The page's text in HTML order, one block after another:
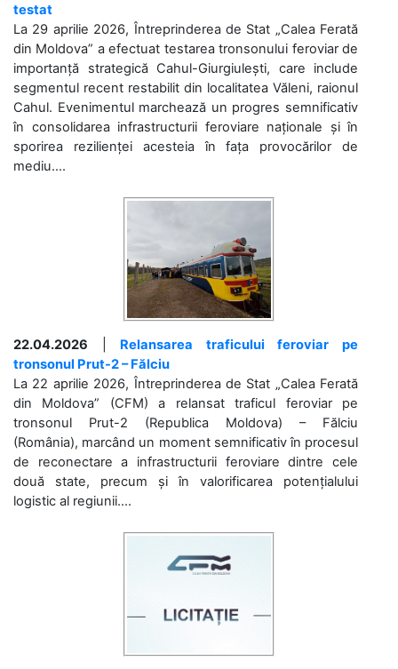
testat
La 29 aprilie 2026, Întreprinderea de Stat „Calea Ferată
din Moldova” a efectuat testarea tronsonului feroviar de
importanță strategică Cahul-Giurgiulești, care include
segmentul recent restabilit din localitatea Văleni, raionul
Cahul. Evenimentul marchează un progres semnificativ
în consolidarea infrastructurii feroviare naționale și în
sporirea rezilienței acesteia în fața provocărilor de
mediu....
22.04.2026
Relansarea traficului feroviar pe
tronsonul Prut-2 – Fălciu
La 22 aprilie 2026, Întreprinderea de Stat „Calea Ferată
din Moldova” (CFM) a relansat traficul feroviar pe
tronsonul Prut-2 (Republica Moldova) – Fălciu
(România), marcând un moment semnificativ în procesul
de reconectare a infrastructurii feroviare dintre cele
două state, precum și în valorificarea potențialului
logistic al regiunii....